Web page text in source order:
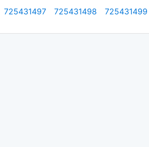
725431497 725431498 725431499